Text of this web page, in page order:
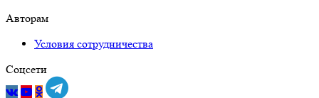
Авторам
Условия сотрудничества
Соцсети